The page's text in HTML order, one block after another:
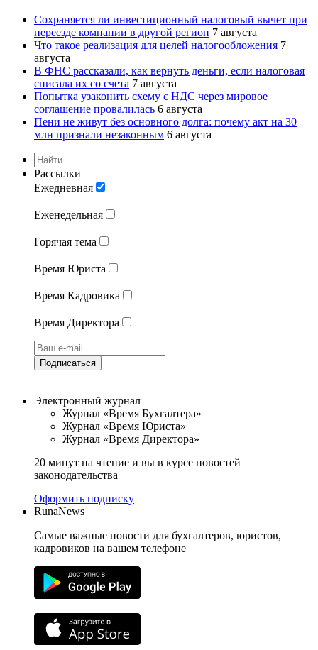
Сохраняется ли инвестиционный налоговый вычет при
переезде компании в другой регион 7 августа
Что такое реализация для целей налогообложения 7
августа
В ФНС рассказали, как вернуть деньги, если налоговая
списала их со счета 7 августа
Попытка узаконить схему с НДС через мировое
соглашение провалилась 6 августа
Пени не живут без основного долга: почему акт на 30
млн признали незаконным 6 августа
Рассылки
Ежедневная
Еженедельная
Горячая тема
Время Юриста
Время Кадровика
Время Директора
Подписаться
Электронный журнал
Журнал «Время Бухгалтера»
Журнал «Время Юриста»
Журнал «Время Директора»
20 минут на чтение и вы в курсе новостей
законодательства
Оформить подписку
RunaNews
Самые важные новости для бухгалтеров, юристов,
кадровиков на вашем телефоне